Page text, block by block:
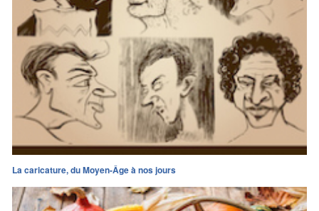
La caricature, du Moyen-Âge à nos jours